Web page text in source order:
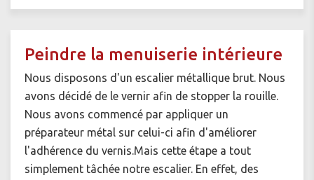
Peindre la menuiserie intérieure
Nous disposons d'un escalier métallique brut. Nous
avons décidé de le vernir afin de stopper la rouille.
Nous avons commencé par appliquer un
préparateur métal sur celui-ci afin d'améliorer
l'adhérence du vernis.Mais cette étape a tout
simplement tâchée notre escalier. En effet, des